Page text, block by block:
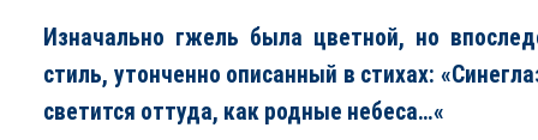
Изначально гжель была цветной, но
стиль, утонченно описанный в стихах:«С
светится оттуда, как родные небеса…«